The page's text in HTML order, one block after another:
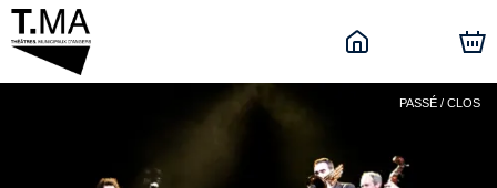
PASSÉ / CLOS